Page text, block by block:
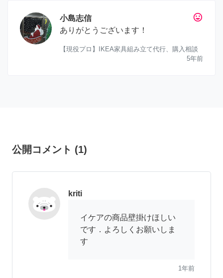
tag_faces
小島志信
ありがとうございます！
【現役プロ】IKEA家具組み立て代行、購入相談
5年前
公開コメント (1)
kriti
イケアの商品壁掛けほしい
です．よろしくお願いしま
す
1年前